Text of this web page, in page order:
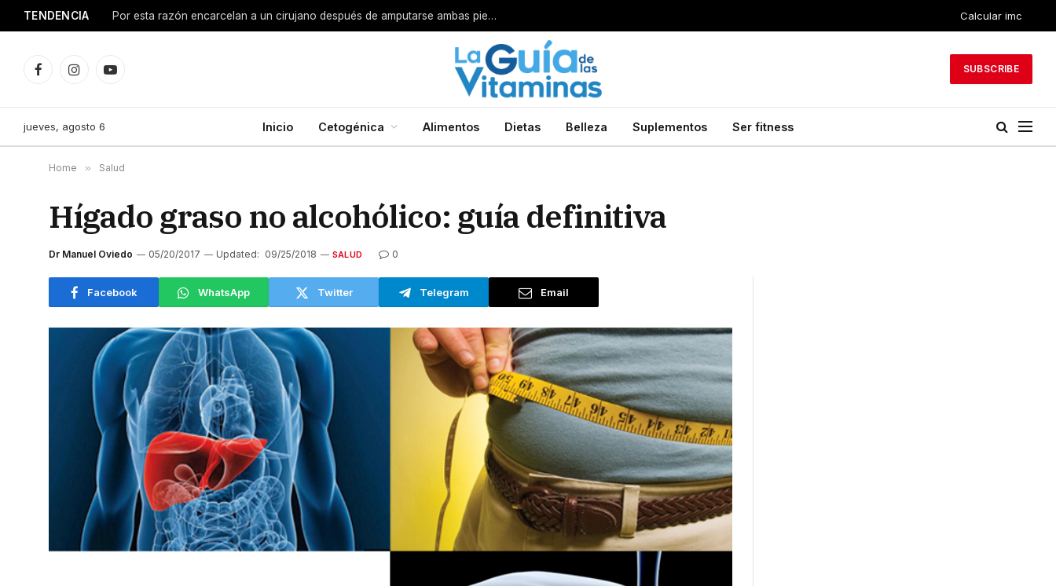
TENDENCIA Por esta razón encarcelan a un cirujano después de amputarse ambas piernas Calcular imc
FacebookInstagramYouTube
SUBSCRIBE
jueves, agosto 6 Inicio Cetogénica Alimentos Dietas Belleza Suplementos Ser fitness
Home » Salud
Hígado graso no alcohólico: guía definitiva
Dr Manuel Oviedo 05/20/2017 Updated: 09/25/2018 SALUD 0
Facebook WhatsApp Twitter Telegram Email